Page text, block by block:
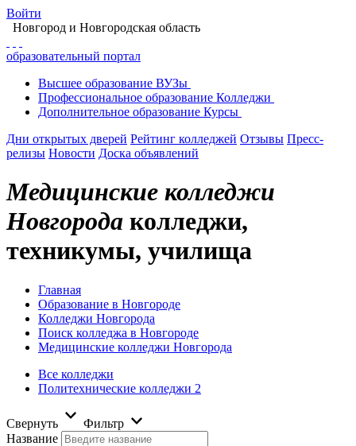
Войти
Новгород и Новгородская область
образовательный портал
Высшее образование ВУЗы
Профессиональное образование Колледжи
Дополнительное образование Курсы
Дни открытых дверей Рейтинг колледжей Отзывы Пресс-
релизы Новости Доска объявлений
Медицинские колледжи
Новгорода колледжи,
техникумы, училища
Главная
Образование в Новгороде
Колледжи Новгорода
Поиск колледжа в Новгороде
Медицинские колледжи Новгорода
Все колледжи
Политехнические колледжи 2
Свернуть
Фильтр
Название